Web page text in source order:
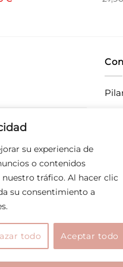
su experiencia de
o contenidos
tráfico. Al hacer clic
su consentimiento a
todo Aceptar todo
T
Aviso legal|